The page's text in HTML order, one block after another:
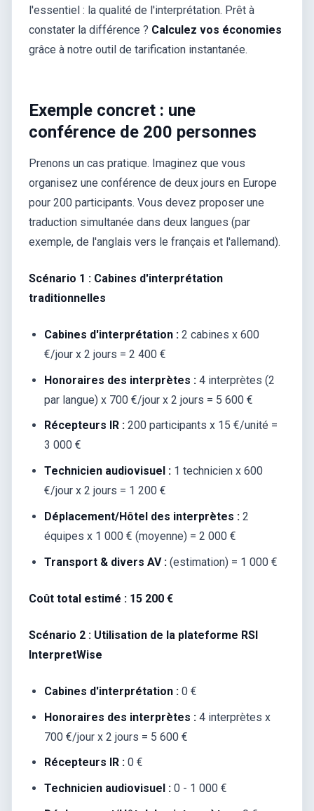
l'essentiel : la qualité de l'interprétation. Prêt à
constater la différence ? Calculez vos économies
grâce à notre outil de tarification instantanée.
Exemple concret : une
conférence de 200 personnes
Prenons un cas pratique. Imaginez que vous
organisez une conférence de deux jours en Europe
pour 200 participants. Vous devez proposer une
traduction simultanée dans deux langues (par
exemple, de l'anglais vers le français et l'allemand).
Scénario 1 : Cabines d'interprétation
traditionnelles
Cabines d'interprétation : 2 cabines x 600
€/jour x 2 jours = 2 400 €
Honoraires des interprètes : 4 interprètes (2
par langue) x 700 €/jour x 2 jours = 5 600 €
Récepteurs IR : 200 participants x 15 €/unité =
3 000 €
Technicien audiovisuel : 1 technicien x 600
€/jour x 2 jours = 1 200 €
Déplacement/Hôtel des interprètes : 2
équipes x 1 000 € (moyenne) = 2 000 €
Transport & divers AV : (estimation) = 1 000 €
Coût total estimé : 15 200 €
Scénario 2 : Utilisation de la plateforme RSI
InterpretWise
Cabines d'interprétation : 0 €
Honoraires des interprètes : 4 interprètes x
700 €/jour x 2 jours = 5 600 €
Récepteurs IR : 0 €
Technicien audiovisuel : 0 - 1 000 €